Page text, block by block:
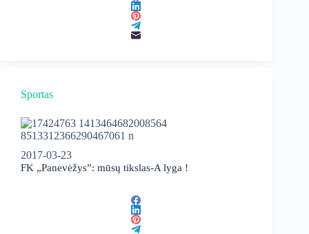
Sportas
2017-03-23
FK „Panevėžys”: mūsų tikslas-A lyga !